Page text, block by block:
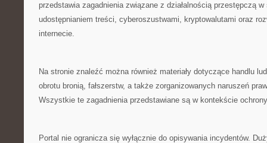
przedstawia zagadnienia związane z działalnością przestępczą
udostępnianiem treści, cyberoszustwami, kryptowalutami oraz
internecie.
Na stronie znaleźć można również materiały dotyczące handlu
obrotu bronią, fałszerstw, a także zorganizowanych naruszeń
Wszystkie te zagadnienia przedstawiane są w kontekście
Portal nie ogranicza się wyłącznie do opisywania incydentów.